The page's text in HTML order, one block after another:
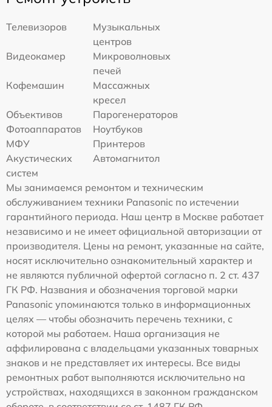
Телевизоров
Музыкальных
центров
Видеокамер
Микроволновых
печей
Кофемашин
Массажных
кресел
Объективов
Парогенераторов
Фотоаппаратов
Ноутбуков
МФУ
Принтеров
Акустических
систем
Автомагнитол
Мы занимаемся ремонтом и техническим
обслуживанием техники Panasonic по истечении
гарантийного периода. Наш центр в Москве работает
независимо и не имеет официальной авторизации от
производителя. Цены на ремонт, указанные на сайте,
носят исключительно ознакомительный характер и
не являются публичной офертой согласно п. 2 ст. 437
ГК РФ. Названия и обозначения торговой марки
Panasonic упоминаются только в информационных
целях — чтобы обозначить перечень техники, с
которой мы работаем. Наша организация не
аффилирована с владельцами указанных товарных
знаков и не представляет их интересы. Все виды
ремонтных работ выполняются исключительно на
устройствах, находящихся в законном гражданском